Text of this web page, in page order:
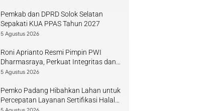
Pemkab dan DPRD Solok Selatan
Sepakati KUA PPAS Tahun 2027
5 Agustus 2026
Roni Aprianto Resmi Pimpin PWI
Dharmasraya, Perkuat Integritas dan
Kompetensi Jurnalis
5 Agustus 2026
Pemko Padang Hibahkan Lahan untuk
Percepatan Layanan Sertifikasi Halal